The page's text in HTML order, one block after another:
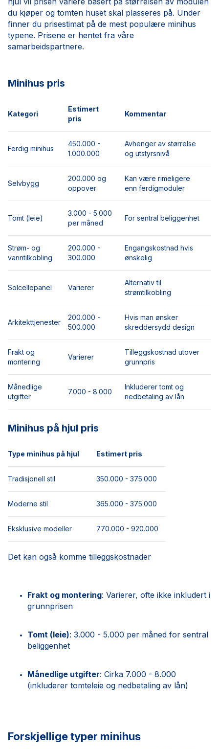
du kjøper og tomten huset skal plasseres på. Under
finner du prisestimat på de mest populære minihus
typene. Prisene er hentet fra våre
samarbeidspartnere.
Minihus pris
Kategori
Estimert
pris
Kommentar
Ferdig minihus
450.000 -
1.000.000
Avhenger av størrelse
og utstyrsnivå
Selvbygg
200.000 og
oppover
Kan være rimeligere
enn ferdigmoduler
Tomt (leie)
3.000 - 5.000
per måned
For sentral beliggenhet
Strøm- og
vanntilkobling
200.000 -
300.000
Engangskostnad hvis
ønskelig
Solcellepanel Varierer
Alternativ til
strømtilkobling
Arkitekttjenester
200.000 -
500.000
Hvis man ønsker
skreddersydd design
Frakt og
montering
Varierer
Tilleggskostnad utover
grunnpris
Månedlige
utgifter
7.000 - 8.000
Inkluderer tomt og
nedbetaling av lån
Minihus på hjul pris
Type minihus på hjul Estimert pris
Tradisjonell stil 350.000 - 375.000
Moderne stil 365.000 - 375.000
Eksklusive modeller 770.000 - 920.000
Det kan også komme tilleggskostnader
Frakt og montering: Varierer, ofte ikke inkludert i
grunnprisen
Tomt (leie): 3.000 - 5.000 per måned for sentral
beliggenhet
Månedlige utgifter: Cirka 7.000 - 8.000
(inkluderer tomteleie og nedbetaling av lån)
Forskjellige typer minihus